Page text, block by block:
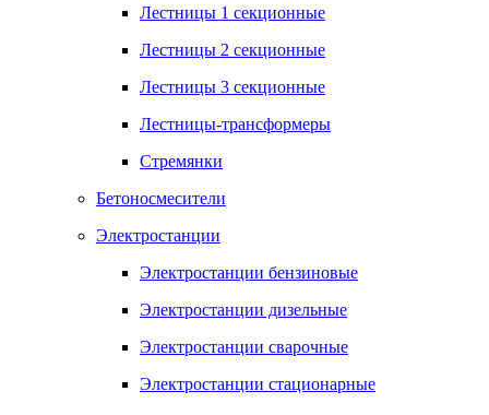
Лестницы 1 секционные
Лестницы 2 секционные
Лестницы 3 секционные
Лестницы-трансформеры
Стремянки
Бетоносмесители
Электростанции
Электростанции бензиновые
Электростанции дизельные
Электростанции сварочные
Электростанции стационарные